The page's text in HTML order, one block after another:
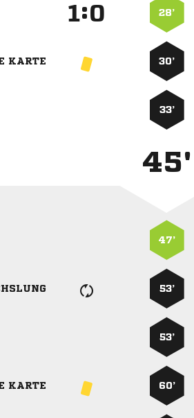
: 28’
KARTE 30’
33’
45'
47’
53’
53’
KARTE 60’